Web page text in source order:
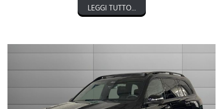
MERCEDES-BENZ CLASSE GLS 350 d 4Matic AMG Line
nel prezzo è escluso il passaggio di proprietà
OFFERTA VALIDA CON PROMO STEFAUTO (GETTONE
FINANZIAMENTO € 1.000)
LA INVITIAMO A SPECIFICARE:
LEGGI TUTTO...